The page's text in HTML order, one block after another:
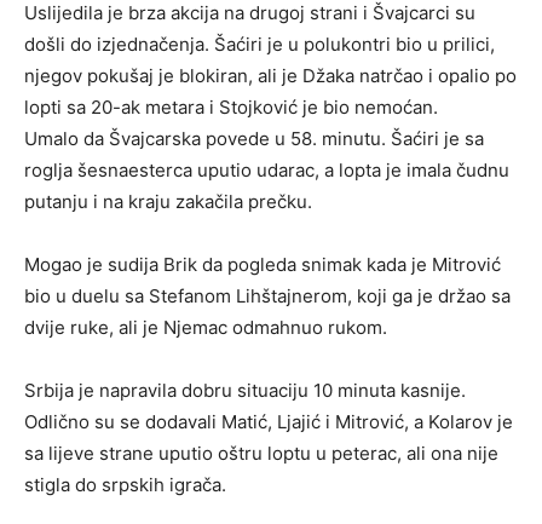
Uslijedila je brza akcija na drugoj strani i Švajcarci su
došli do izjednačenja. Šaćiri je u polukontri bio u prilici,
njegov pokušaj je blokiran, ali je Džaka natrčao i opalio po
lopti sa 20-ak metara i Stojković je bio nemoćan.
Umalo da Švajcarska povede u 58. minutu. Šaćiri je sa
roglja šesnaesterca uputio udarac, a lopta je imala čudnu
putanju i na kraju zakačila prečku.
Mogao je sudija Brik da pogleda snimak kada je Mitrović
bio u duelu sa Stefanom Lihštajnerom, koji ga je držao sa
dvije ruke, ali je Njemac odmahnuo rukom.
Srbija je napravila dobru situaciju 10 minuta kasnije.
Odlično su se dodavali Matić, Ljajić i Mitrović, a Kolarov je
sa lijeve strane uputio oštru loptu u peterac, ali ona nije
stigla do srpskih igrača.